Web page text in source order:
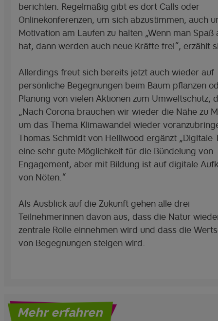
berichten. Regelmäßig gibt es dort Calls oder
Onlinekonferenzen, um sich abzustimmen, auch
Motivation am Laufen zu halten „Wenn man Spaß
hat, dann werden auch neue Kräfte frei“, erzählt
Allerdings freut sich bereits jetzt auch wieder auf
persönliche Begegnungen beim Baum pflanzen
Planung von vielen Aktionen zum Umweltschutz,
„Nach Corona brauchen wir wieder die Nähe zu
um das Thema Klimawandel wieder
Thomas Schmidt von Helliwood ergänzt „Digitale
eine sehr gute Möglichkeit für die Bündelung von
Engagement, aber mit Bildung ist auf digitale
von Nöten.“
Als Ausblick auf die Zukunft gehen alle drei
Teilnehmerinnen davon aus, dass die Natur
zentrale Rolle einnehmen wird und dass die
von Begegnungen steigen wird.
Mehr erfahren